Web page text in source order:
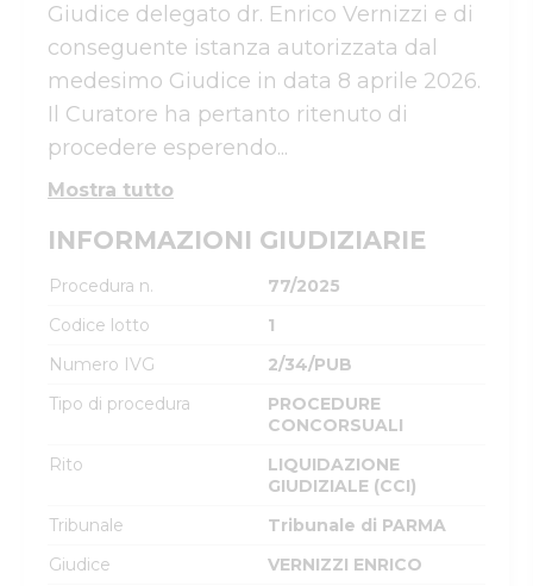
Giudice delegato dr. Enrico Vernizzi e di
conseguente istanza autorizzata dal
medesimo Giudice in data 8 aprile 2026.
Il Curatore ha pertanto ritenuto di
procedere esperendo...
Mostra tutto
INFORMAZIONI GIUDIZIARIE
Procedura n.
77/2025
Codice lotto
1
Numero IVG
2/34/PUB
Tipo di procedura
PROCEDURE
CONCORSUALI
Rito
LIQUIDAZIONE
GIUDIZIALE (CCI)
Tribunale
Tribunale di PARMA
Giudice
VERNIZZI ENRICO